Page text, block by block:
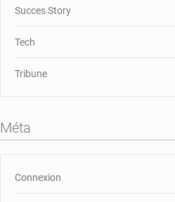
Succes Story
Tech
Tribune
Méta
Connexion